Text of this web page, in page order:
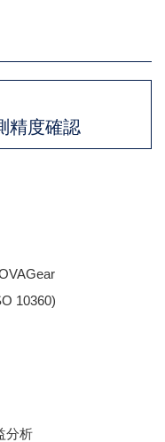
精度確認
10360)
分析